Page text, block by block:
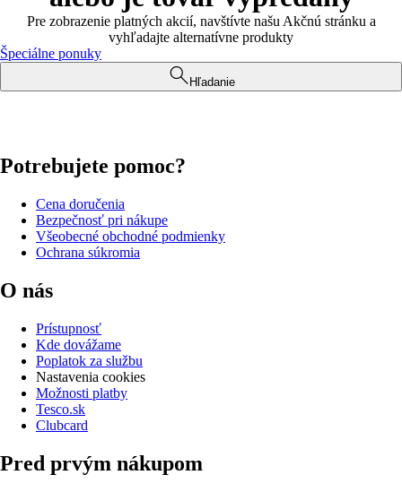
Pre zobrazenie platných akcií, navštívte našu Akčnú stránku a
vyhľadajte alternatívne produkty
Špeciálne ponuky
Hľadanie
Potrebujete pomoc?
Cena doručenia
Bezpečnosť pri nákupe
Všeobecné obchodné podmienky
Ochrana súkromia
O nás
Prístupnosť
Kde dovážame
Poplatok za službu
Nastavenia cookies
Možnosti platby
Tesco.sk
Clubcard
Pred prvým nákupom